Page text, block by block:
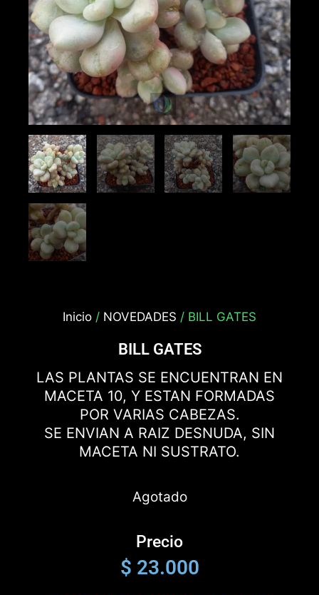
Inicio / NOVEDADES / BILL GATES
BILL GATES
LAS PLANTAS SE ENCUENTRAN EN
MACETA 10, Y ESTAN FORMADAS
POR VARIAS CABEZAS.
SE ENVIAN A RAIZ DESNUDA, SIN
MACETA NI SUSTRATO.
Agotado
Precio
$ 23.000